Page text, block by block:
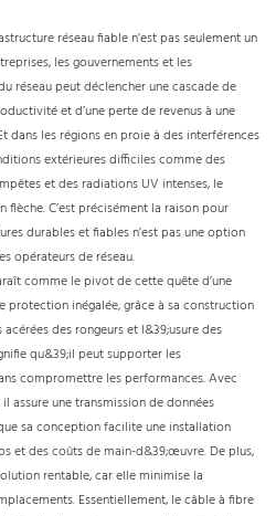
réseau fiable n’est pas seulement un
les gouvernements et les
réseau peut déclencher une cascade de
et d’une perte de revenus à une
dans les régions en proie à des interférences
extérieures difficiles comme des
et des radiations UV intenses, le
flèche. C’est précisément la raison pour
durables et fiables n’est pas une option
opérateurs de réseau.
comme le pivot de cette quête d’une
inégalée, grâce à sa construction
des rongeurs et l&39;usure des
qu&39;il peut supporter les
compromettre les performances. Avec
assure une transmission de données
sa conception facilite une installation
et des coûts de main-d&39;œuvre. De plus,
rentable, car elle minimise la
Essentiellement, le câble à fibre